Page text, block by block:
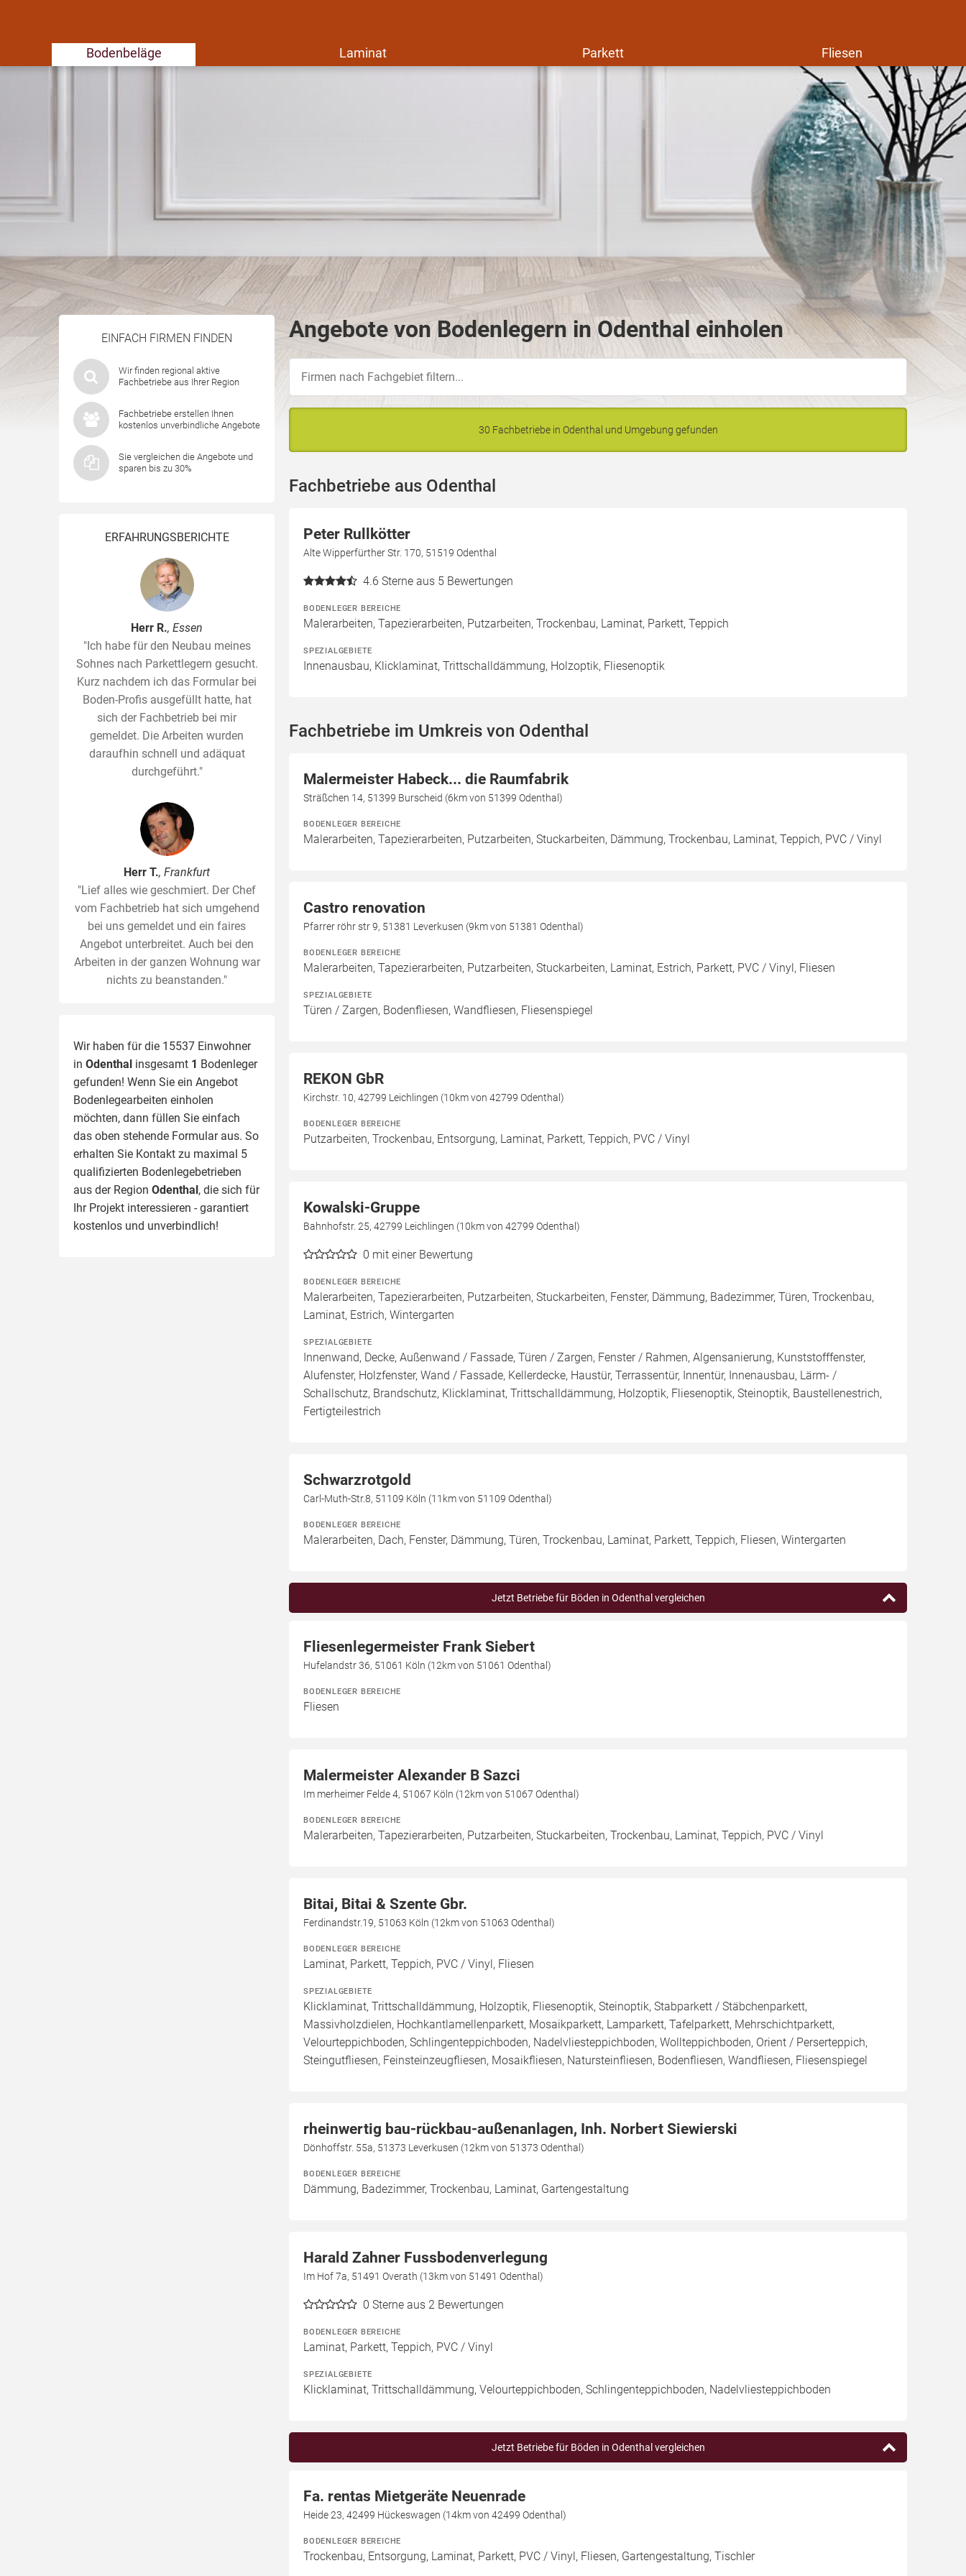
Bodenbeläge Laminat Parkett Fliesen
EINFACH FIRMEN FINDEN
Wir finden regional aktive
Fachbetriebe aus Ihrer Region
Fachbetriebe erstellen Ihnen
kostenlos unverbindliche Angebote
Sie vergleichen die Angebote und
sparen bis zu 30%
ERFAHRUNGSBERICHTE
Herr R., Essen
"Ich habe für den Neubau meines
Sohnes nach Parkettlegern gesucht.
Kurz nachdem ich das Formular bei
Boden-Profis ausgefüllt hatte, hat
sich der Fachbetrieb bei mir
gemeldet. Die Arbeiten wurden
daraufhin schnell und adäquat
durchgeführt."
Herr T., Frankfurt
"Lief alles wie geschmiert. Der Chef
vom Fachbetrieb hat sich umgehend
bei uns gemeldet und ein faires
Angebot unterbreitet. Auch bei den
Arbeiten in der ganzen Wohnung war
nichts zu beanstanden."
Wir haben für die 15537 Einwohner
in Odenthal insgesamt 1 Bodenleger
gefunden! Wenn Sie ein Angebot
Bodenlegearbeiten einholen
möchten, dann füllen Sie einfach
das oben stehende Formular aus. So
erhalten Sie Kontakt zu maximal 5
qualifizierten Bodenlegebetrieben
aus der Region Odenthal, die sich für
Ihr Projekt interessieren - garantiert
kostenlos und unverbindlich!
Angebote von Bodenlegern in Odenthal einholen
30 Fachbetriebe in Odenthal und Umgebung gefunden
Fachbetriebe aus Odenthal
Peter Rullkötter
Alte Wipperfürther Str. 170, 51519 Odenthal
4.6 Sterne aus 5 Bewertungen
BODENLEGER BEREICHE
Malerarbeiten, Tapezierarbeiten, Putzarbeiten, Trockenbau, Laminat, Parkett, Teppich
SPEZIALGEBIETE
Innenausbau, Klicklaminat, Trittschalldämmung, Holzoptik, Fliesenoptik
Fachbetriebe im Umkreis von Odenthal
Malermeister Habeck... die Raumfabrik
Sträßchen 14, 51399 Burscheid (6km von 51399 Odenthal)
BODENLEGER BEREICHE
Malerarbeiten, Tapezierarbeiten, Putzarbeiten, Stuckarbeiten, Dämmung, Trockenbau, Laminat, Teppich, PVC / Vinyl
Castro renovation
Pfarrer röhr str 9, 51381 Leverkusen (9km von 51381 Odenthal)
BODENLEGER BEREICHE
Malerarbeiten, Tapezierarbeiten, Putzarbeiten, Stuckarbeiten, Laminat, Estrich, Parkett, PVC / Vinyl, Fliesen
SPEZIALGEBIETE
Türen / Zargen, Bodenfliesen, Wandfliesen, Fliesenspiegel
REKON GbR
Kirchstr. 10, 42799 Leichlingen (10km von 42799 Odenthal)
BODENLEGER BEREICHE
Putzarbeiten, Trockenbau, Entsorgung, Laminat, Parkett, Teppich, PVC / Vinyl
Kowalski-Gruppe
Bahnhofstr. 25, 42799 Leichlingen (10km von 42799 Odenthal)
0 mit einer Bewertung
BODENLEGER BEREICHE
Malerarbeiten, Tapezierarbeiten, Putzarbeiten, Stuckarbeiten, Fenster, Dämmung, Badezimmer, Türen, Trockenbau,
Laminat, Estrich, Wintergarten
SPEZIALGEBIETE
Innenwand, Decke, Außenwand / Fassade, Türen / Zargen, Fenster / Rahmen, Algensanierung, Kunststofffenster,
Alufenster, Holzfenster, Wand / Fassade, Kellerdecke, Haustür, Terrassentür, Innentür, Innenausbau, Lärm- /
Schallschutz, Brandschutz, Klicklaminat, Trittschalldämmung, Holzoptik, Fliesenoptik, Steinoptik, Baustellenestrich,
Fertigteilestrich
Schwarzrotgold
Carl-Muth-Str.8, 51109 Köln (11km von 51109 Odenthal)
BODENLEGER BEREICHE
Malerarbeiten, Dach, Fenster, Dämmung, Türen, Trockenbau, Laminat, Parkett, Teppich, Fliesen, Wintergarten
Jetzt Betriebe für Böden in Odenthal vergleichen
Fliesenlegermeister Frank Siebert
Hufelandstr 36, 51061 Köln (12km von 51061 Odenthal)
BODENLEGER BEREICHE
Fliesen
Malermeister Alexander B Sazci
Im merheimer Felde 4, 51067 Köln (12km von 51067 Odenthal)
BODENLEGER BEREICHE
Malerarbeiten, Tapezierarbeiten, Putzarbeiten, Stuckarbeiten, Trockenbau, Laminat, Teppich, PVC / Vinyl
Bitai, Bitai & Szente Gbr.
Ferdinandstr.19, 51063 Köln (12km von 51063 Odenthal)
BODENLEGER BEREICHE
Laminat, Parkett, Teppich, PVC / Vinyl, Fliesen
SPEZIALGEBIETE
Klicklaminat, Trittschalldämmung, Holzoptik, Fliesenoptik, Steinoptik, Stabparkett / Stäbchenparkett,
Massivholzdielen, Hochkantlamellenparkett, Mosaikparkett, Lamparkett, Tafelparkett, Mehrschichtparkett,
Velourteppichboden, Schlingenteppichboden, Nadelvliesteppichboden, Wollteppichboden, Orient / Perserteppich,
Steingutfliesen, Feinsteinzeugfliesen, Mosaikfliesen, Natursteinfliesen, Bodenfliesen, Wandfliesen, Fliesenspiegel
rheinwertig bau-rückbau-außenanlagen, Inh. Norbert Siewierski
Dönhoffstr. 55a, 51373 Leverkusen (12km von 51373 Odenthal)
BODENLEGER BEREICHE
Dämmung, Badezimmer, Trockenbau, Laminat, Gartengestaltung
Harald Zahner Fussbodenverlegung
Im Hof 7a, 51491 Overath (13km von 51491 Odenthal)
0 Sterne aus 2 Bewertungen
BODENLEGER BEREICHE
Laminat, Parkett, Teppich, PVC / Vinyl
SPEZIALGEBIETE
Klicklaminat, Trittschalldämmung, Velourteppichboden, Schlingenteppichboden, Nadelvliesteppichboden
Jetzt Betriebe für Böden in Odenthal vergleichen
Fa. rentas Mietgeräte Neuenrade
Heide 23, 42499 Hückeswagen (14km von 42499 Odenthal)
BODENLEGER BEREICHE
Trockenbau, Entsorgung, Laminat, Parkett, PVC / Vinyl, Fliesen, Gartengestaltung, Tischler